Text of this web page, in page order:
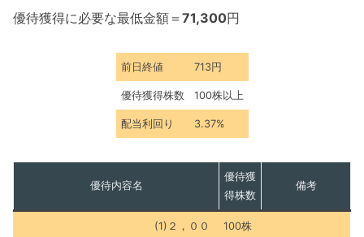
優待獲得に必要な最低金額＝ 71,300円
前日終値 713円
優待獲得株数 100株以上
配当利回り 3.37%
優待内容名
優待獲
得株数
備考
(1)２，００
100株